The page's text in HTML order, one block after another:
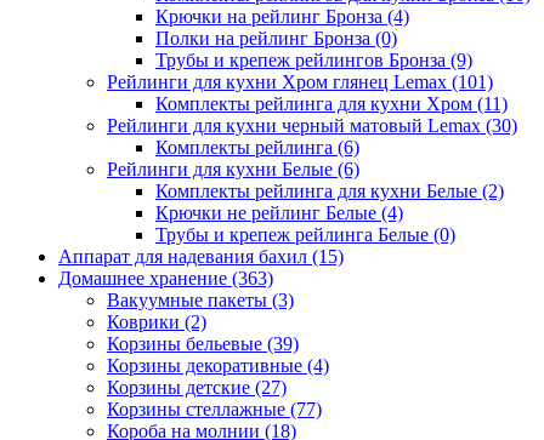
Крючки на рейлинг Бронза (4)
Полки на рейлинг Бронза (0)
Трубы и крепеж рейлингов Бронза (9)
Рейлинги для кухни Хром глянец Lemax (101)
Комплекты рейлинга для кухни Хром (11)
Рейлинги для кухни черный матовый Lemax (30)
Комплекты рейлинга (6)
Рейлинги для кухни Белые (6)
Комплекты рейлинга для кухни Белые (2)
Крючки не рейлинг Белые (4)
Трубы и крепеж рейлинга Белые (0)
Аппарат для надевания бахил (15)
Домашнее хранение (363)
Вакуумные пакеты (3)
Коврики (2)
Корзины бельевые (39)
Корзины декоративные (4)
Корзины детские (27)
Корзины стеллажные (77)
Короба на молнии (18)